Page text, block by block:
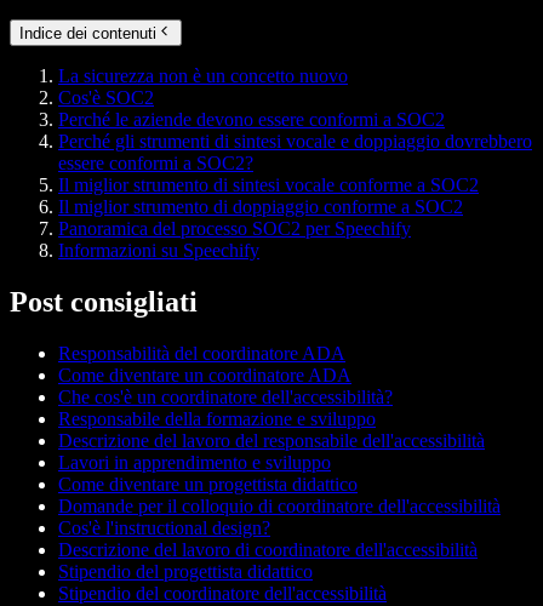
Indice dei contenuti
La sicurezza non è un concetto nuovo
Cos'è SOC2
Perché le aziende devono essere conformi a SOC2
Perché gli strumenti di sintesi vocale e doppiaggio dovrebbero
essere conformi a SOC2?
Il miglior strumento di sintesi vocale conforme a SOC2
Il miglior strumento di doppiaggio conforme a SOC2
Panoramica del processo SOC2 per Speechify
Informazioni su Speechify
Post consigliati
Responsabilità del coordinatore ADA
Come diventare un coordinatore ADA
Che cos'è un coordinatore dell'accessibilità?
Responsabile della formazione e sviluppo
Descrizione del lavoro del responsabile dell'accessibilità
Lavori in apprendimento e sviluppo
Come diventare un progettista didattico
Domande per il colloquio di coordinatore dell'accessibilità
Cos'è l'instructional design?
Descrizione del lavoro di coordinatore dell'accessibilità
Stipendio del progettista didattico
Stipendio del coordinatore dell'accessibilità